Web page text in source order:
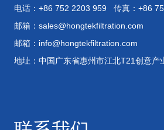
电话：+86 752 2203 959 传真：+86
邮箱： sales@hongtekfiltration.com
邮箱： info@hongtekfiltration.com
地址：中国广东省惠州市江北T21创意产